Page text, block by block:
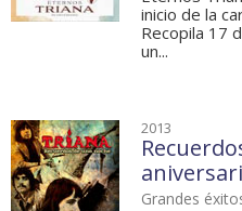
inicio de la
Recopila 17
un...
2013
Grandes